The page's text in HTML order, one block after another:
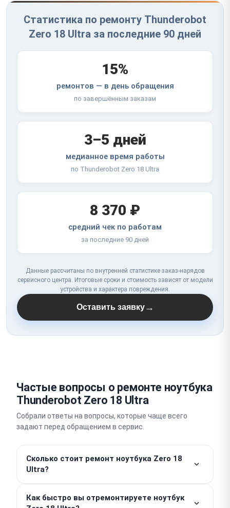
Статистика по ремонту Thunderobot
Zero 18 Ultra за последние 90 дней
15%
ремонтов — в день обращения
по завершённым заказам
3–5 дней
медианное время работы
по Thunderobot Zero 18 Ultra
8 370 ₽
средний чек по работам
за последние 90 дней
Данные рассчитаны по внутренней статистике заказ-нарядов
сервисного центра. Итоговые сроки и стоимость зависят от модели
устройства и характера повреждения.
Оставить заявку→
Частые вопросы о ремонте ноутбука
Thunderobot Zero 18 Ultra
Собрали ответы на вопросы, которые чаще всего
задают перед обращением в сервис.
Сколько стоит ремонт ноутбука Zero 18
Ultra?
рассчитывается отдельно и зависит от специфики
Как быстро вы отремонтируете ноутбук